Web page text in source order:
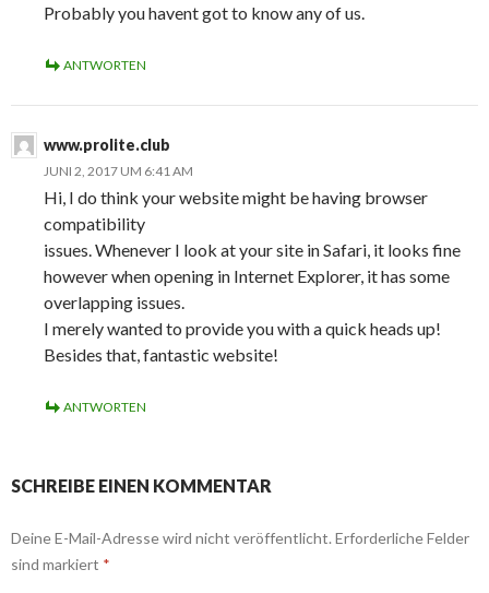
Probably you havent got to know any of us.
ANTWORTEN
www.prolite.club
JUNI 2, 2017 UM 6:41 AM
Hi, I do think your website might be having browser
compatibility
issues. Whenever I look at your site in Safari, it looks fine
however when opening in Internet Explorer, it has some
overlapping issues.
I merely wanted to provide you with a quick heads up!
Besides that, fantastic website!
ANTWORTEN
SCHREIBE EINEN KOMMENTAR
Deine E-Mail-Adresse wird nicht veröffentlicht. Erforderliche Felder
sind markiert *